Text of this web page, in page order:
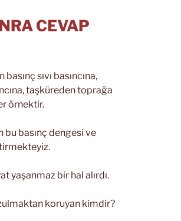
CEVAP
sıvı basıncına,
taşküreden toprağa
örnektir.
basınç dengesi ve
yaşanmaz bir hal alırdı.
koruyan kimdir?